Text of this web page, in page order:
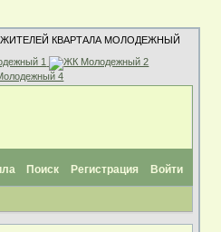
КВАРТАЛА МОЛОДЕЖНЫЙ
Поиск Регистрация Войти